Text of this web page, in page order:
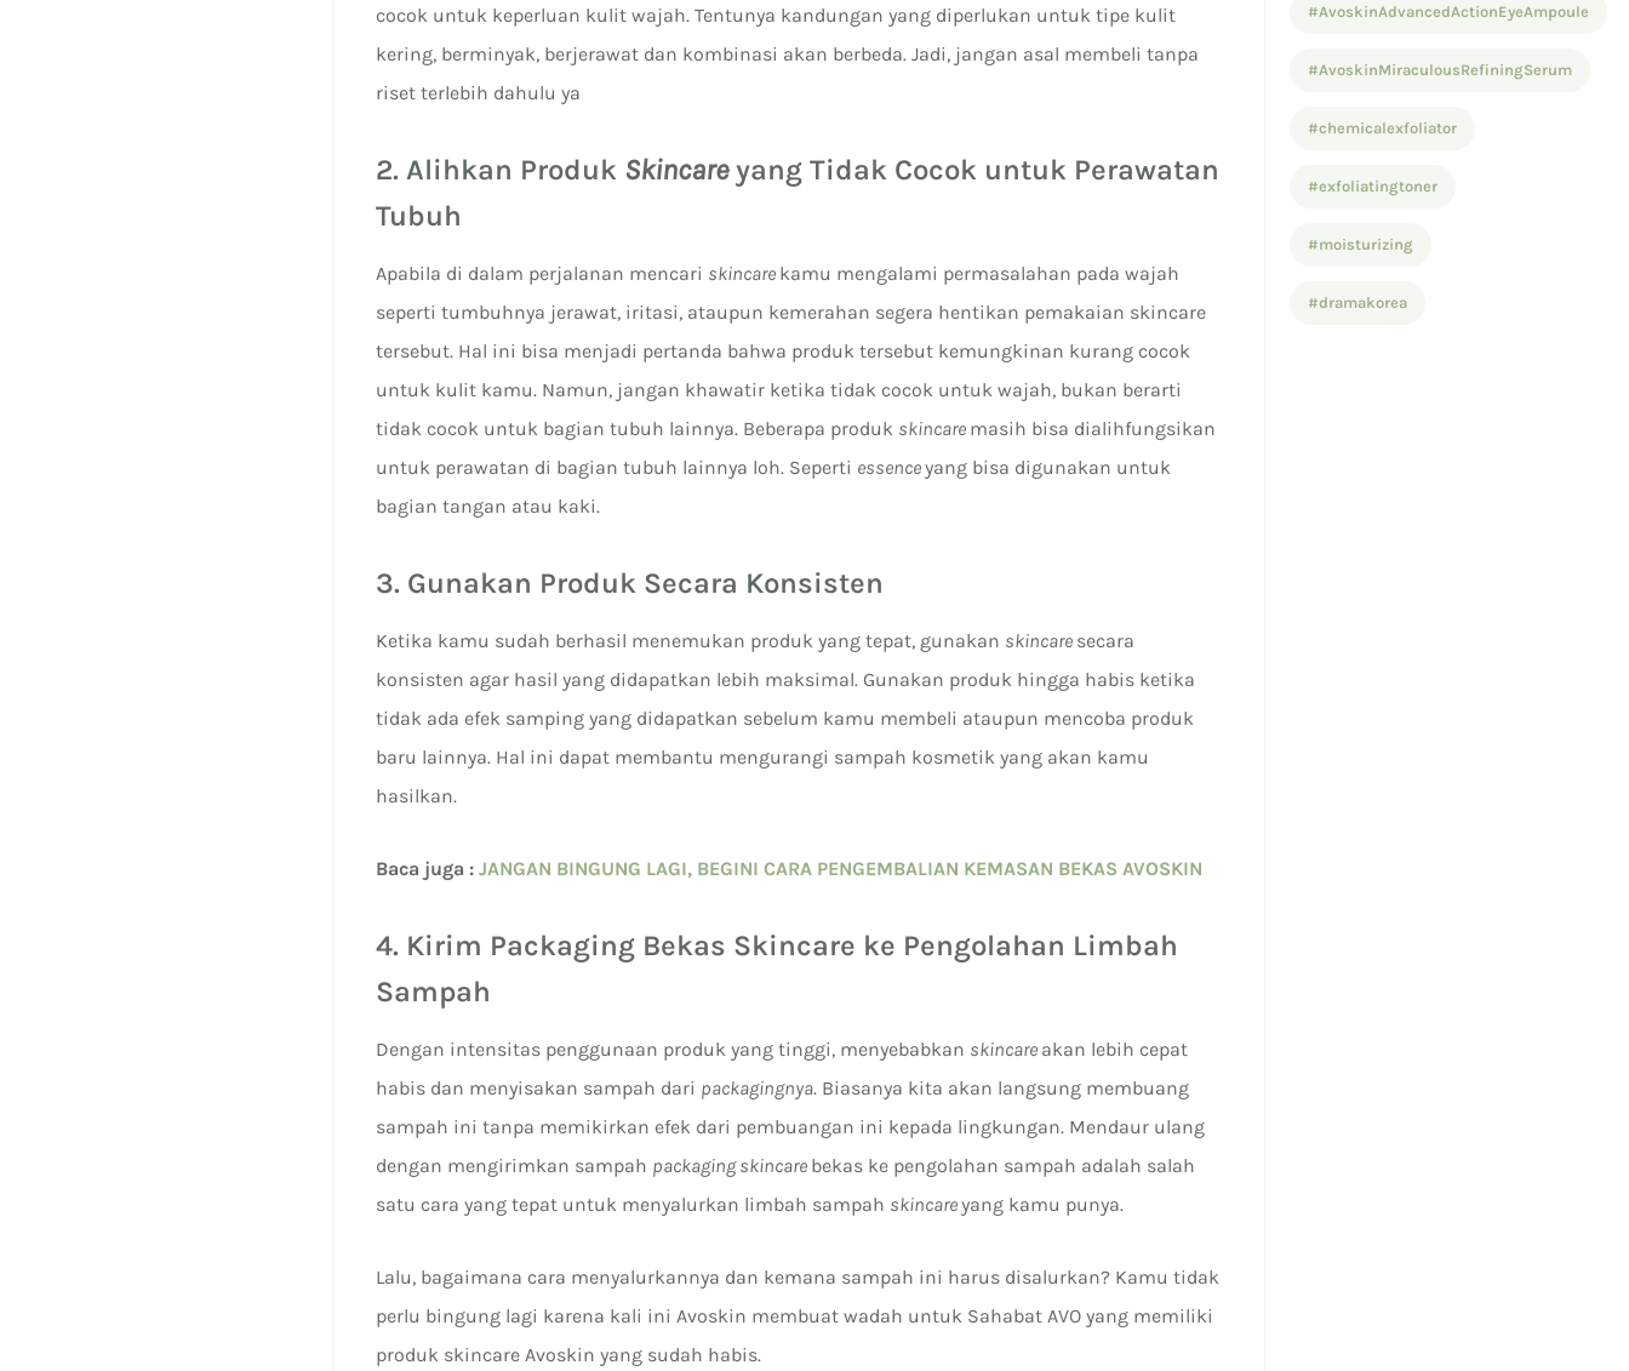
cocok untuk keperluan kulit wajah. Tentunya kandungan yang diperlukan untuk tipe kulit
kering, berminyak, berjerawat dan kombinasi akan berbeda. Jadi, jangan asal membeli tanpa
riset terlebih dahulu ya
2. Alihkan Produk Skincareyang Tidak Cocok untuk Perawatan
Tubuh
Apabila di dalam perjalanan mencari skincare kamu mengalami permasalahan pada wajah
seperti tumbuhnya jerawat, iritasi, ataupun kemerahan segera hentikan pemakaian skincare
tersebut. Hal ini bisa menjadi pertanda bahwa produk tersebut kemungkinan kurang cocok
untuk kulit kamu. Namun, jangan khawatir ketika tidak cocok untuk wajah, bukan berarti
tidak cocok untuk bagian tubuh lainnya. Beberapa produk skincare masih bisa dialihfungsikan
untuk perawatan di bagian tubuh lainnya loh. Seperti essenceyang bisa digunakan untuk
bagian tangan atau kaki.
3. Gunakan Produk Secara Konsisten
Ketika kamu sudah berhasil menemukan produk yang tepat, gunakan skincare secara
konsisten agar hasil yang didapatkan lebih maksimal. Gunakan produk hingga habis ketika
tidak ada efek samping yang didapatkan sebelum kamu membeli ataupun mencoba produk
baru lainnya. Hal ini dapat membantu mengurangi sampah kosmetik yang akan kamu
hasilkan.
Baca juga :JANGAN BINGUNG LAGI, BEGINI CARA PENGEMBALIAN KEMASAN BEKAS AVOSKIN
4. Kirim Packaging Bekas Skincare ke Pengolahan Limbah
Sampah
Dengan intensitas penggunaan produk yang tinggi, menyebabkan skincare akan lebih cepat
habis dan menyisakan sampah dari packagingnya. Biasanya kita akan langsung membuang
sampah ini tanpa memikirkan efek dari pembuangan ini kepada lingkungan. Mendaur ulang
dengan mengirimkan sampah packaging skincare bekas ke pengolahan sampah adalah salah
satu cara yang tepat untuk menyalurkan limbah sampah skincareyang kamu punya.
Lalu, bagaimana cara menyalurkannya dan kemana sampah ini harus disalurkan? Kamu tidak
perlu bingung lagi karena kali ini Avoskin membuat wadah untuk Sahabat AVO yang memiliki
produk skincare Avoskin yang sudah habis.
#AvoskinAdvancedActionEyeAmpoule
#AvoskinMiraculousRefiningSerum
#chemicalexfoliator
#exfoliatingtoner
#moisturizing
#dramakorea